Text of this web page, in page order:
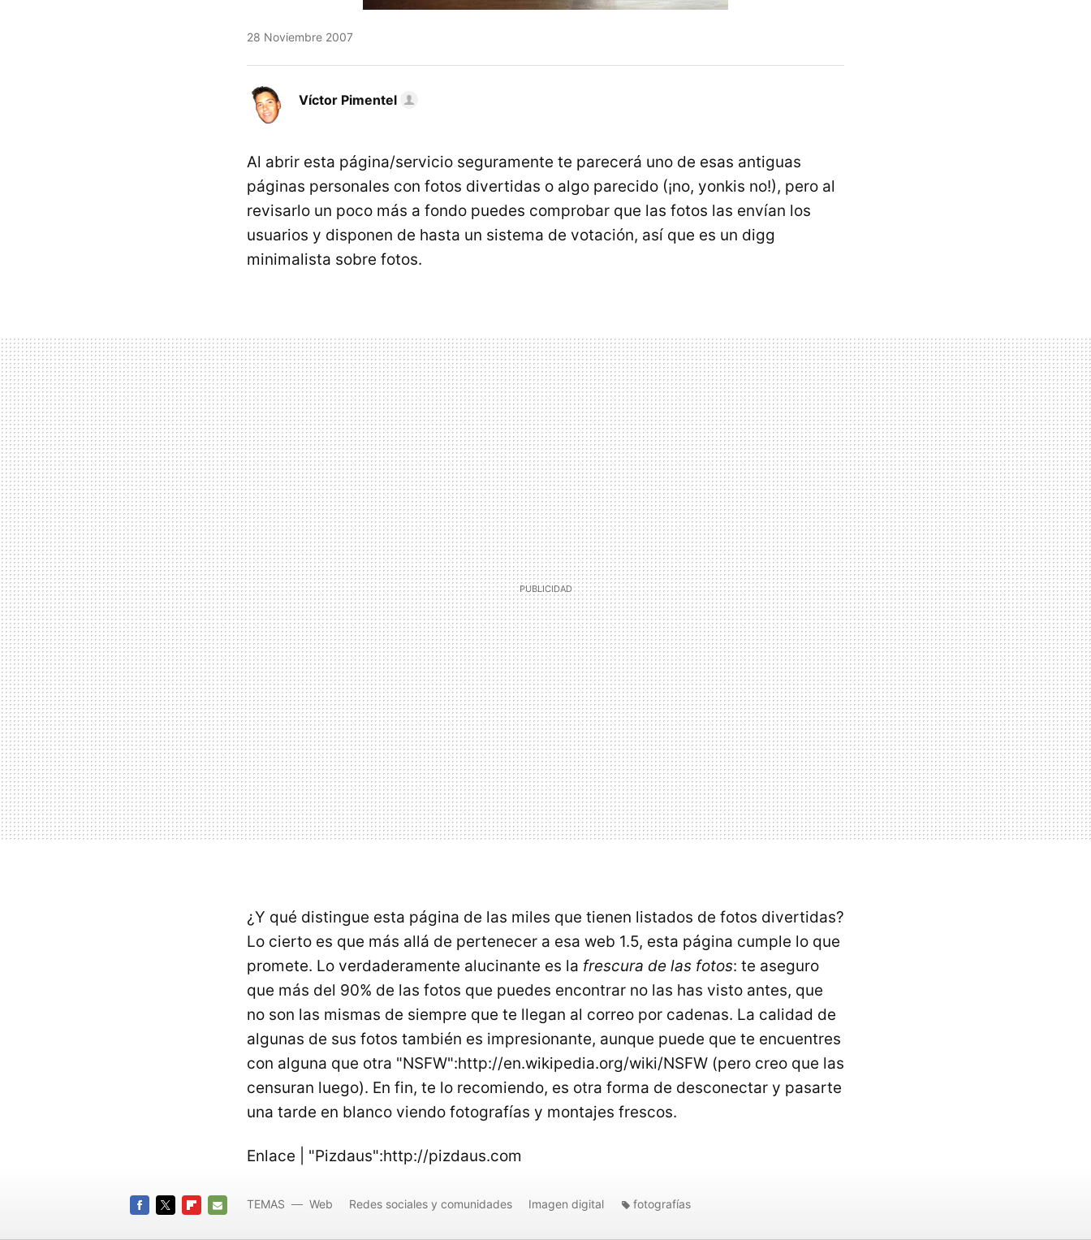
28 Noviembre 2007
Víctor Pimentel
Al abrir esta página/servicio seguramente te parecerá uno de esas antiguas
páginas personales con fotos divertidas o algo parecido (¡no, yonkis no!), pero al
revisarlo un poco más a fondo puedes comprobar que las fotos las envían los
usuarios y disponen de hasta un sistema de votación, así que es un digg
minimalista sobre fotos.
¿Y qué distingue esta página de las miles que tienen listados de fotos divertidas?
Lo cierto es que más allá de pertenecer a esa web 1.5, esta página cumple lo que
promete. Lo verdaderamente alucinante es la frescura de las fotos: te aseguro
que más del 90% de las fotos que puedes encontrar no las has visto antes, que
no son las mismas de siempre que te llegan al correo por cadenas. La calidad de
algunas de sus fotos también es impresionante, aunque puede que te encuentres
con alguna que otra "NSFW":http://en.wikipedia.org/wiki/NSFW (pero creo que las
censuran luego). En fin, te lo recomiendo, es otra forma de desconectar y pasarte
una tarde en blanco viendo fotografías y montajes frescos.
Enlace | "Pizdaus":http://pizdaus.com
TEMAS Web Redes sociales y comunidades Imagen digital fotografías